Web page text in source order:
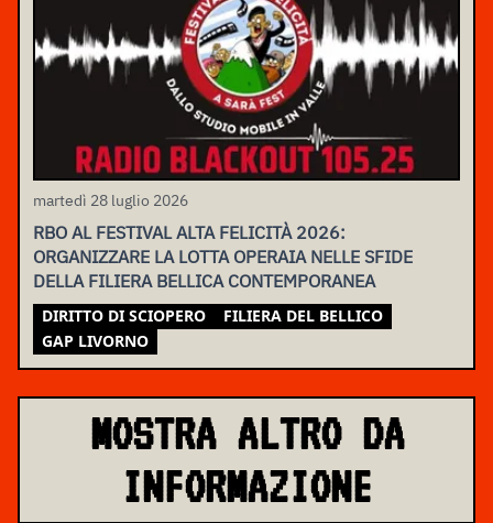
martedì 28 luglio 2026
RBO AL FESTIVAL ALTA FELICITÀ 2026:
ORGANIZZARE LA LOTTA OPERAIA NELLE SFIDE
DELLA FILIERA BELLICA CONTEMPORANEA
DIRITTO DI SCIOPERO
FILIERA DEL BELLICO
GAP LIVORNO
MOSTRA ALTRO DA
INFORMAZIONE